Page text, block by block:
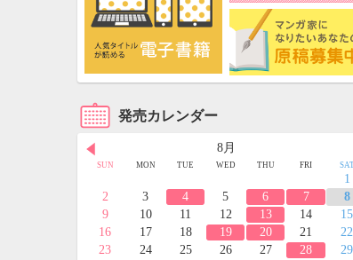
発売カレンダー
8月
SUN MON TUE WED THU FRI
1
2
3 4 5 6 7
8
9
10 11 12 13 14
15
16
17 18 19 20 21
22
23
24 25 26 27 28
29